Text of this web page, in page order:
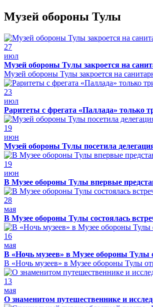
Музей обороны Тулы
27
июл
Музей обороны Тулы закроется на
Музей обороны Тулы закроется на
23
июл
Раритеты с фрегата «Паллада» только
19
июн
Музей обороны Тулы посетила
19
июн
В Музее обороны Тулы впервые
28
мая
В Музее обороны Тулы состоялась
16
мая
В «Ночь музеев» в Музее обороны Тулы
В «Ночь музеев» в Музее обороны Тулы
13
мая
О знаменитом путешественнике и